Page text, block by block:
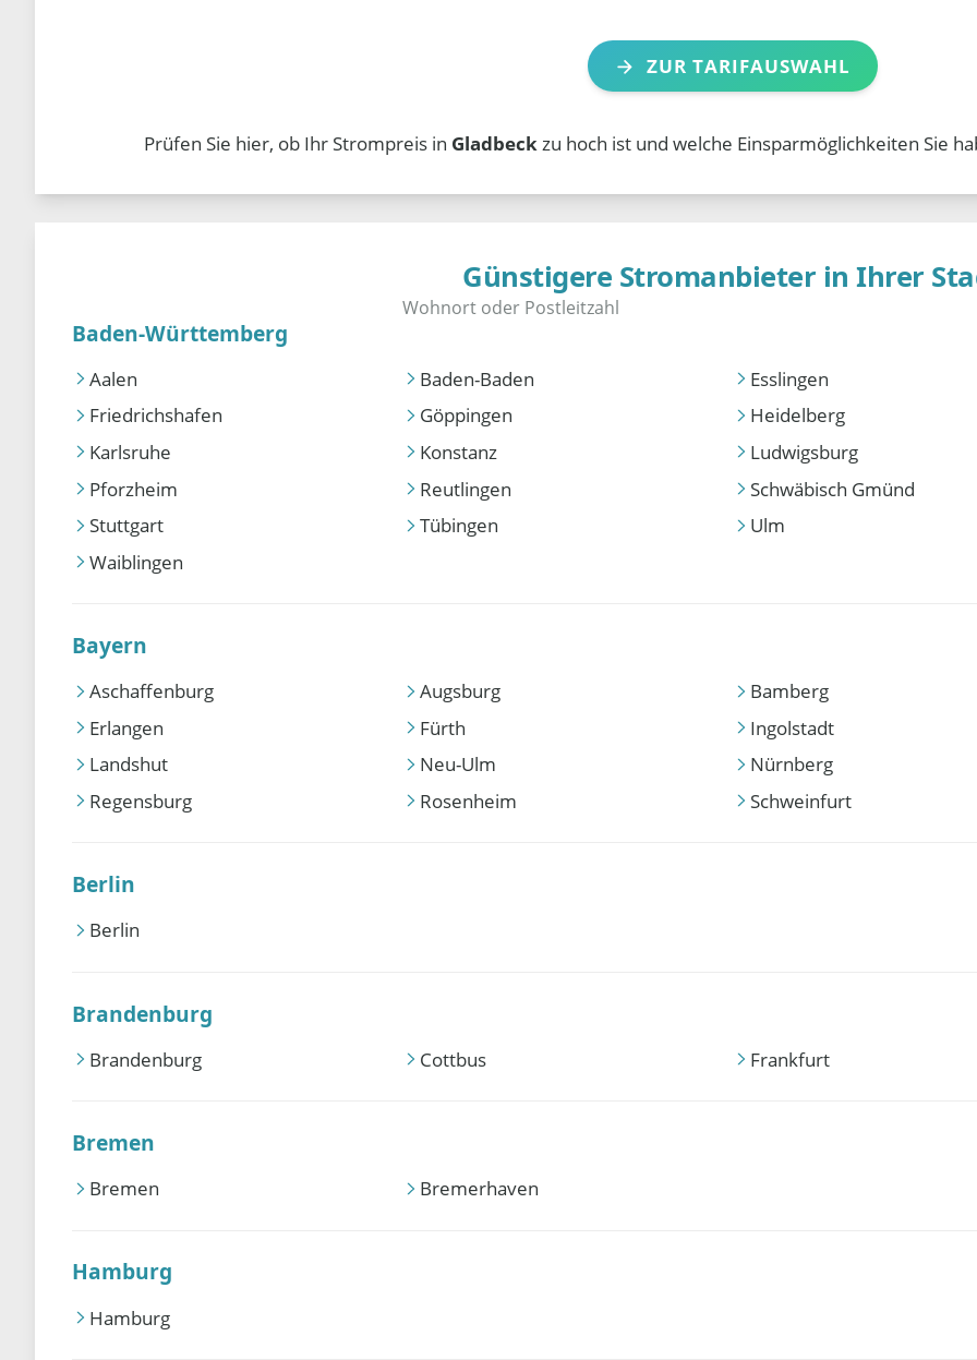
ZUR TARIFAUSWAHL
Prüfen Sie hier, ob Ihr Strompreis in Gladbeckzu hoch ist und welche Einsparmöglichkeiten Sie
Günstigere Stromanbieter in Ihrer
Baden-Württemberg
Aalen Baden-Baden
Esslingen
Friedrichshafen
Göppingen
Heidelberg
Karlsruhe
Konstanz
Ludwigsburg
Pforzheim
Reutlingen
Schwäbisch Gmünd
Stuttgart
Tübingen
Ulm
Waiblingen
Bayern
Aschaffenburg Augsburg
Bamberg
Erlangen
Fürth
Ingolstadt
Landshut
Neu-Ulm
Nürnberg
Regensburg
Rosenheim Schweinfurt
Berlin
Berlin
Brandenburg
Brandenburg Cottbus Frankfurt
Bremen
Bremen Bremerhaven
Hamburg
Hamburg